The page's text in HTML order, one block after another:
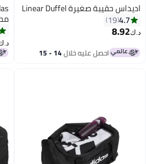
اديداس حقيبة صغيرة Linear Duffel
4.7
19
د.ك‏8.92
احصل عليه خلال 14 - 15